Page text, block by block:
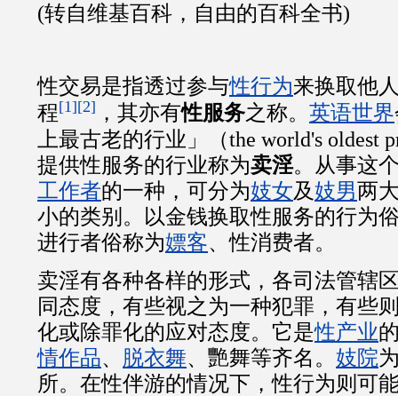
(转自维基百科，自由的百科全书)
性交易是指透过参与性行为来换取他
程[1][2] ，其亦有性服务之称。 英语世界
上最古老的行业」（the world's oldest
提供性服务的行业称为卖淫。从事这
工作者的一种，可分为妓女及妓男两
小的类别。以金钱换取性服务的行为
进行者俗称为嫖客、性消费者。
卖淫有各种各样的形式，各司法管辖
同态度，有些视之为一种犯罪，有些
化或除罪化的应对态度。它是性产业
情作品、 脱衣舞、艷舞等齐名。 妓院
所。在性伴游的情况下，性行为则可